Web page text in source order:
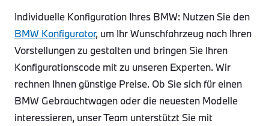
Individuelle Konfiguration Ihres BMW: Nutzen Sie den
BMW Konfigurator, um Ihr Wunschfahrzeug nach Ihren
Vorstellungen zu gestalten und bringen Sie Ihren
Konfigurationscode mit zu unseren Experten. Wir
rechnen Ihnen günstige Preise. Ob Sie sich für einen
BMW Gebrauchtwagen oder die neuesten Modelle
interessieren, unser Team unterstützt Sie mit